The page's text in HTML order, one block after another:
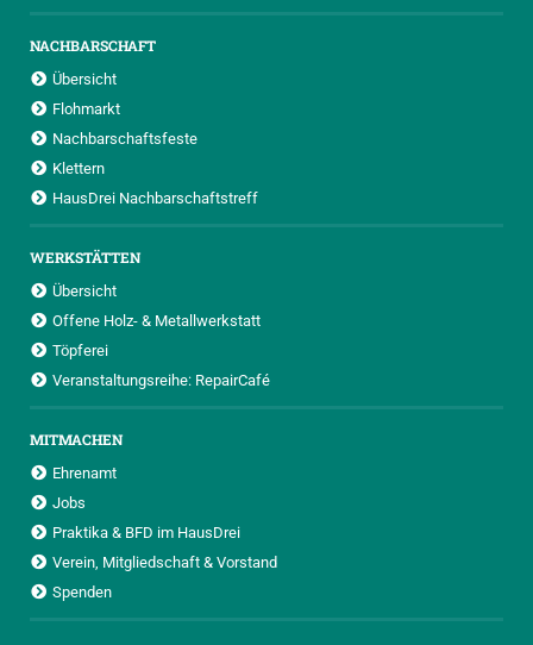
NACHBARSCHAFT
Übersicht
Flohmarkt
Nachbarschaftsfeste
Klettern
HausDrei Nachbarschaftstreff
WERKSTÄTTEN
Übersicht
Offene Holz- & Metallwerkstatt
Töpferei
Veranstaltungsreihe: RepairCafé
MITMACHEN
Ehrenamt
Jobs
Praktika & BFD im HausDrei
Verein, Mitgliedschaft & Vorstand
Spenden